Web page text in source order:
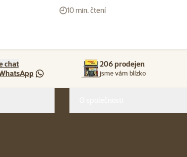
10 min. čtení
chat
206 prodejen
jsme vám blízko